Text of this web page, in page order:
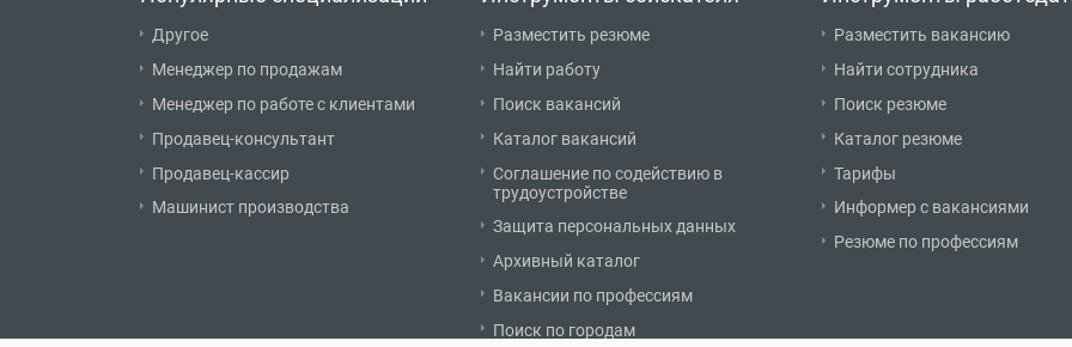
Другое
Менеджер по продажам
Менеджер по работе с клиентами
Продавец-консультант
Продавец-кассир
Машинист производства
Разместить резюме
Найти работу
Поиск вакансий
Каталог вакансий
Соглашение по содействию в
трудоустройстве
Защита персональных данных
Архивный каталог
Вакансии по профессиям
Поиск по городам
Разместить вакансию
Найти сотрудника
Поиск резюме
Каталог резюме
Тарифы
Информер с вакансиями
Резюме по профессиям